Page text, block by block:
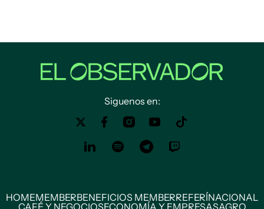
Siguenos en:
HOMEMEMBERBENEFICIOS MEMBERREFERÍNACIONAL
CAFÉ Y NEGOCIOSECONOMÍA Y EMPRESASAGRO